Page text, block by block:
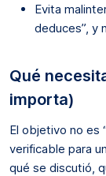
Evita
deduces”, y
Qué
importa)
El objetivo no es
verificable para
qué se discutió,